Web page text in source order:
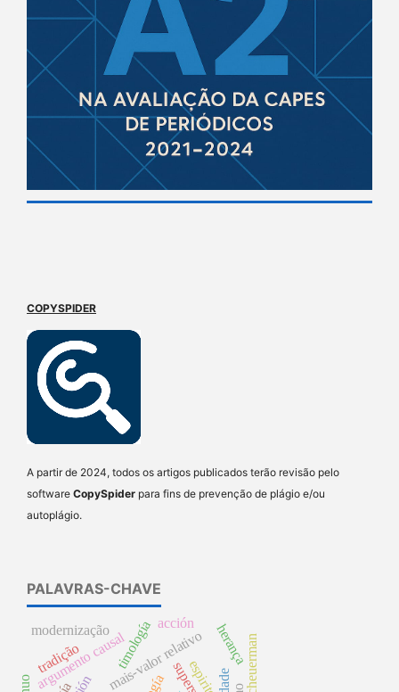
COPYSPIDER
A partir de 2024, todos os artigos publicados terão revisão pelo
software CopySpider para fins de prevenção de plágio e/ou
autoplágio.
PALAVRAS-CHAVE
argumento causalmais-valor relativoespirito
herança
modernização
tradição timología acción